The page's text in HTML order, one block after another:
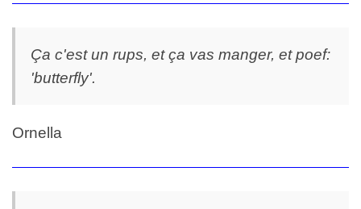
Ça c'est un rups, et ça vas manger, et poef:
'butterfly'.
Ornella